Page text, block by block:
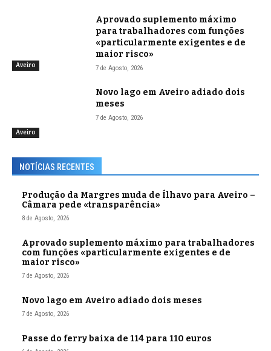
Aveiro
Aprovado suplemento máximo
para trabalhadores com funções
«particularmente exigentes e de
maior risco»
7 de Agosto, 2026
Aveiro
Novo lago em Aveiro adiado dois
meses
7 de Agosto, 2026
NOTÍCIAS RECENTES
Produção da Margres muda de Ílhavo para Aveiro –
Câmara pede «transparência»
8 de Agosto, 2026
Aprovado suplemento máximo para trabalhadores
com funções «particularmente exigentes e de
maior risco»
7 de Agosto, 2026
Novo lago em Aveiro adiado dois meses
7 de Agosto, 2026
Passe do ferry baixa de 114 para 110 euros